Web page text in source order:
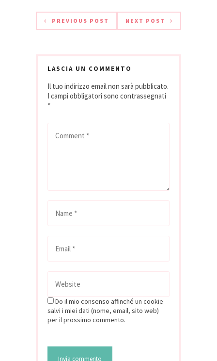
al Park Hyatt Milano,
che si tingerà di
rosa e manda in
PREVIOUS POST NEXT POST
LASCIA UN COMMENTO
Il tuo indirizzo email non sarà pubblicato.
I campi obbligatori sono contrassegnati
*
Do il mio consenso affinché un cookie
salvi i miei dati (nome, email, sito web)
per il prossimo commento.